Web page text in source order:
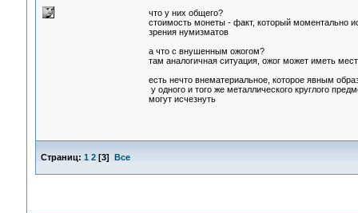
что у них общего?
стоимость монеты - факт, который моментально
зрения нумизматов
а что с внушенным ожогом?
там аналогичная ситуация, ожог может иметь
есть нечто внематериальное, которое явным
у одного и того же металлического круглого
могут исчезнуть
Страниц: 1 2[3] Все